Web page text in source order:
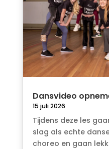
Dansvideo
15 juli 2026
Tijdens deze les
slag als echte
choreo en gaan